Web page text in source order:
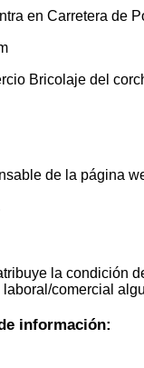
en Carretera de
Bricolaje del
de la página
la condición
comercial
información: